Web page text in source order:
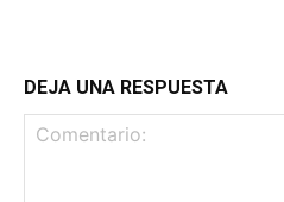
DEJA UNA RESPUESTA